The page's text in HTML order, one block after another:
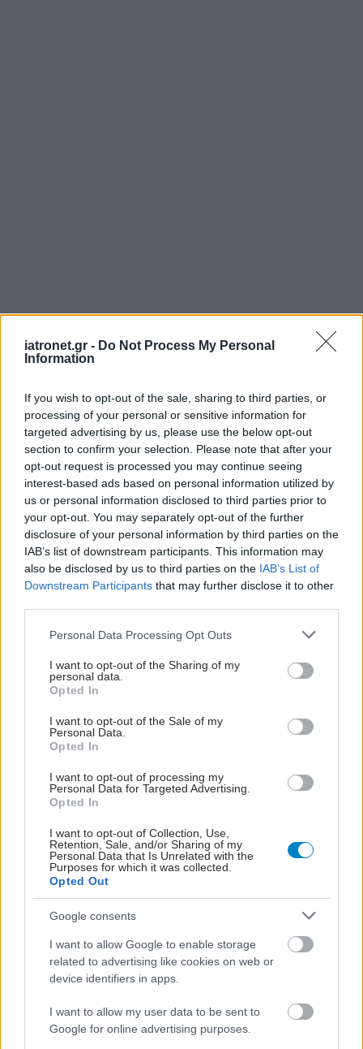
iatronet.gr - Do Not Process My Personal
Information
If you wish to opt-out of the sale, sharing to third parties, or
processing of your personal or sensitive information for
targeted advertising by us, please use the below opt-out
section to confirm your selection. Please note that after your
opt-out request is processed you may continue seeing
interest-based ads based on personal information utilized by
us or personal information disclosed to third parties prior to
your opt-out. You may separately opt-out of the further
disclosure of your personal information by third parties on the
IAB’s list of downstream participants. This information may
also be disclosed by us to third parties on the IAB’s List of
Downstream Participants that may further disclose it to other
Please note that this website/app uses one or more Google
not limited to your visit or usage behaviour. You may click to
grant or deny consent to Google and its third-party tags to
use your data for below specified purposes in below Google
consent section.
Personal Data Processing Opt Outs
I want to opt-out of the Sharing of my
personal data.
Opted In
I want to opt-out of the Sale of my
Personal Data.
Opted In
I want to opt-out of processing my
Personal Data for Targeted Advertising.
Opted In
I want to opt-out of Collection, Use,
Retention, Sale, and/or Sharing of my
Personal Data that Is Unrelated with the
Purposes for which it was collected.
Opted Out
Google consents
I want to allow Google to enable storage
related to advertising like cookies on web or
device identifiers in apps.
I want to allow my user data to be sent to
Google for online advertising purposes.